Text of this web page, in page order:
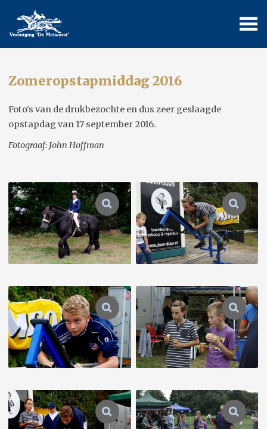
Zomeropstapmiddag 2016
Foto's van de drukbezochte en dus zeer geslaagde
opstapdag van 17 september 2016.
Fotograaf: John Hoffman